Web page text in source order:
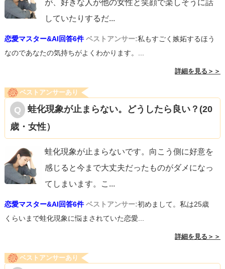
が、好きな人が他の女性と笑顔で楽しそうに話
していたりするだ...
恋愛マスター&AI回答6件 ベストアンサー:私もすごく嫉妬するほう
なのであなたの気持ちがよくわかります。...
詳細を見る＞＞
ベストアンサーあり
蛙化現象が止まらない。どうしたら良い？(20
歳・女性）
蛙化現象が止まらないです。向こう側に好意を
感じると今まで大丈夫だったものがダメになっ
てしまいます。こ ...
恋愛マスター&AI回答6件 ベストアンサー:初めまして。私は25歳
くらいまで蛙化現象に悩まされていた恋愛...
詳細を見る＞＞
ベストアンサーあり